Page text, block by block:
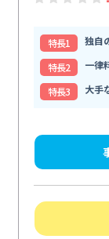
特⻑1
独自
特⻑2
一律
特⻑3
大手